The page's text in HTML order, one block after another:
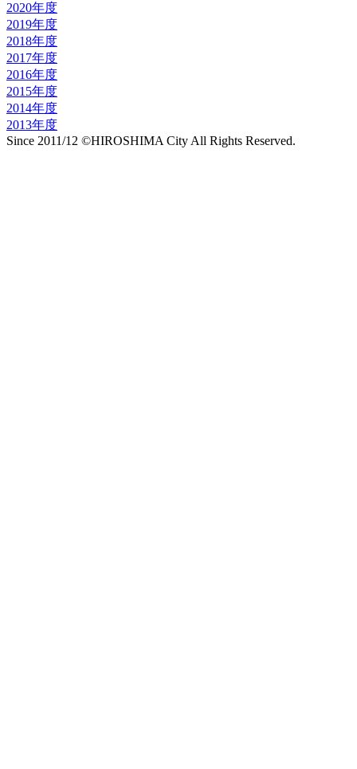
2020年度
2019年度
2018年度
2017年度
2016年度
2015年度
2014年度
2013年度
Since 2011/12 ©HIROSHIMA City All Rights Reserved.